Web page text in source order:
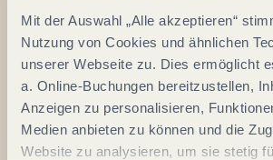
Mit der Auswahl „Alle akzeptieren“
Nutzung von Cookies und ähnlichen
unserer Webseite zu. Dies ermöglicht
a. Online-Buchungen bereitzustellen,
Anzeigen zu personalisieren,
Medien anbieten zu können und die
Website zu analysieren, um sie stetig
Ihre
E-
Mail-
Adresse:
*
Ich erkläre mich mit der